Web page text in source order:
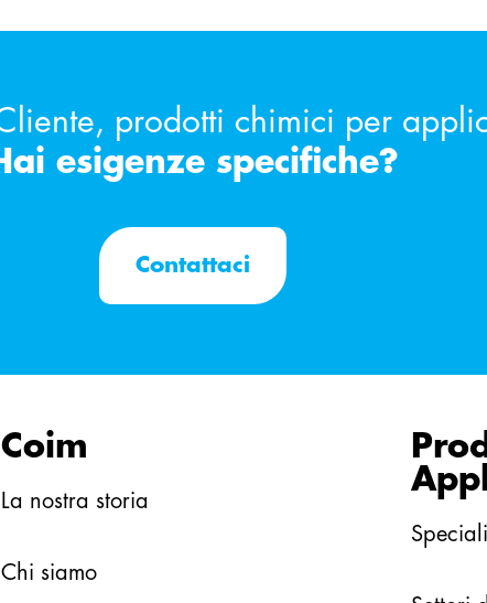
prodotti chimici per
esigenze specifiche?
Contattaci
Coim
La nostra storia
Chi siamo